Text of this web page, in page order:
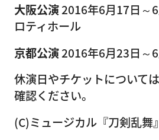
大阪公演2016年6月17日～
ロティホール
京都公演2016年6月23日～
休演日やチケットについては
確認ください。
(C)ミュージカル『刀剣乱舞